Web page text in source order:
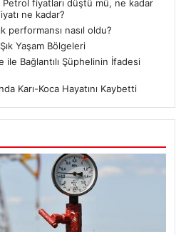
Petrol fiyatları düştü mü, ne kadar
ne kadar?
performansı nasıl oldu?
Yaşam Bölgeleri
ile Bağlantılı Şüphelinin İfadesi
Karı-Koca Hayatını Kaybetti